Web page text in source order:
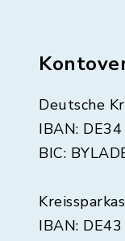
Deutsche
IBAN:
BIC:
IBAN: